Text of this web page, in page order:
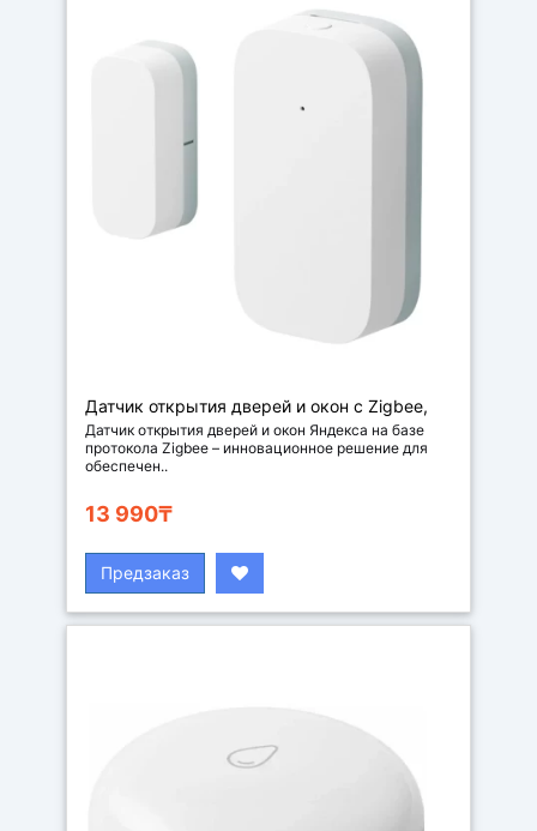
Датчик открытия дверей и окон с Zigbee,
цвет белый
Датчик открытия дверей и окон Яндекса на базе
протокола Zigbee – инновационное решение для
обеспечен..
13 990₸
Предзаказ